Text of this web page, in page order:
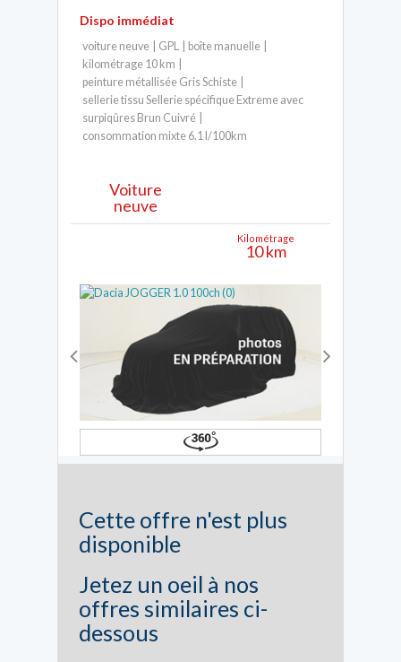
Dispo immédiat
voiture neuve GPL
boîte manuelle
kilométrage 10 km
peinture métallisée Gris Schiste
sellerie tissu Sellerie spécifique Extreme avec
surpiqûres Brun Cuivré
consommation mixte 6.1 l/100km
Voiture
neuve
Kilométrage
10 km
Cette offre n'est plus
disponible
Jetez un oeil à nos
offres similaires ci-
dessous